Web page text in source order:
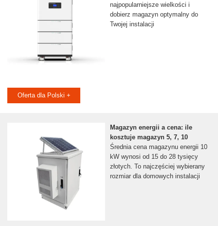
najpopularniejsze wielkości i
dobierz magazyn optymalny do
Twojej instalacji
Oferta dla Polski +
Magazyn energii a cena: ile
kosztuje magazyn 5, 7, 10
Średnia cena magazynu energii 10
kW wynosi od 15 do 28 tysięcy
złotych. To najczęściej wybierany
rozmiar dla domowych instalacji